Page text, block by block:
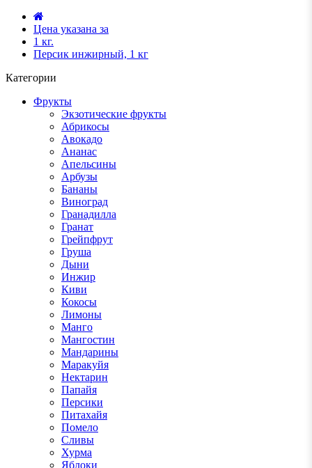
Цена указана за
1 кг.
Персик инжирный, 1 кг
Категории
Фрукты
Экзотические фрукты
Абрикосы
Авокадо
Ананас
Апельсины
Арбузы
Бананы
Виноград
Гранадилла
Гранат
Грейпфрут
Груша
Дыни
Инжир
Киви
Кокосы
Лимоны
Манго
Мангостин
Мандарины
Маракуйя
Нектарин
Папайя
Персики
Питахайя
Помело
Сливы
Хурма
Яблоки